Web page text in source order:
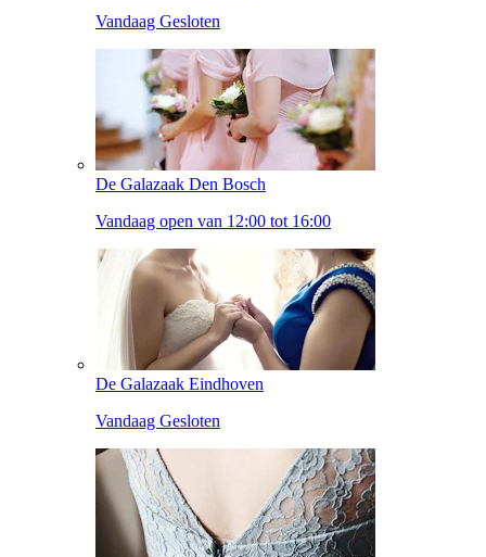
Vandaag Gesloten
De Galazaak Den Bosch
Vandaag open van 12:00 tot 16:00
De Galazaak Eindhoven
Vandaag Gesloten